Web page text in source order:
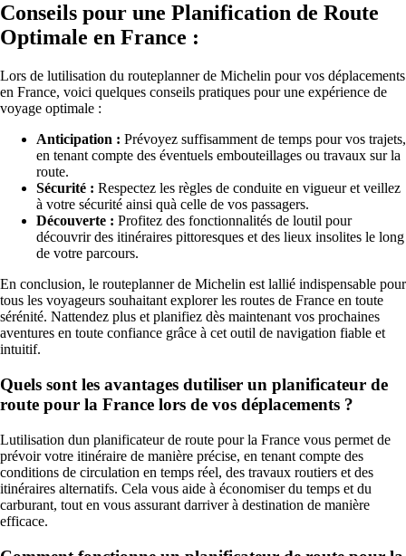
Conseils pour une Planification de Route
Optimale en France :
Lors de lutilisation du routeplanner de Michelin pour vos déplacements
en France, voici quelques conseils pratiques pour une expérience de
voyage optimale :
Anticipation : Prévoyez suffisamment de temps pour vos trajets,
en tenant compte des éventuels embouteillages ou travaux sur la
route.
Sécurité : Respectez les règles de conduite en vigueur et veillez
à votre sécurité ainsi quà celle de vos passagers.
Découverte : Profitez des fonctionnalités de loutil pour
découvrir des itinéraires pittoresques et des lieux insolites le long
de votre parcours.
En conclusion, le routeplanner de Michelin est lallié indispensable pour
tous les voyageurs souhaitant explorer les routes de France en toute
sérénité. Nattendez plus et planifiez dès maintenant vos prochaines
aventures en toute confiance grâce à cet outil de navigation fiable et
intuitif.
Quels sont les avantages dutiliser un planificateur de
route pour la France lors de vos déplacements ?
Lutilisation dun planificateur de route pour la France vous permet de
prévoir votre itinéraire de manière précise, en tenant compte des
conditions de circulation en temps réel, des travaux routiers et des
itinéraires alternatifs. Cela vous aide à économiser du temps et du
carburant, tout en vous assurant darriver à destination de manière
efficace.